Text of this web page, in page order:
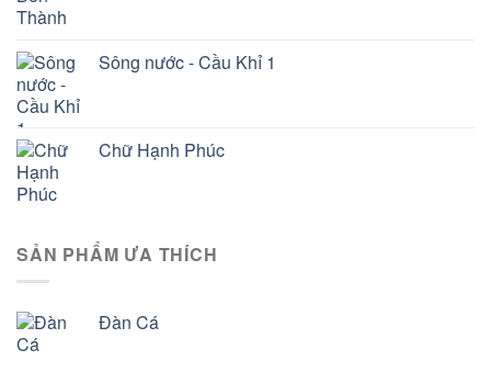
Sông nước - Cầu Khỉ 1
Chữ Hạnh Phúc
SẢN PHẨM ƯA THÍCH
Đàn Cá